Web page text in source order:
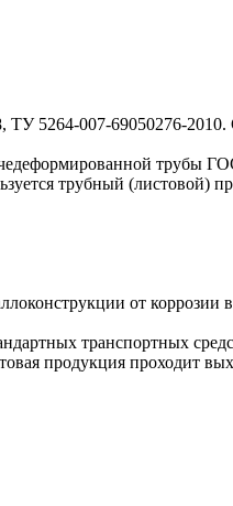
5264-007-69050276-
трубы
трубный (листовой)
от
транспортных
продукция проходит